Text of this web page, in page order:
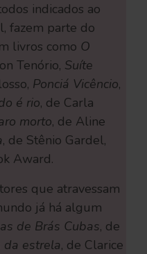
indicados ao
fazem parte do
livros como O
Tenório, Suíte
Ponciá Vicêncio,
é rio, de Carla
morto, de Aline
, de Stênio Gardel,
Award.
que atravessam
já há algum
de Brás Cubas, de
da estrela, de Clarice